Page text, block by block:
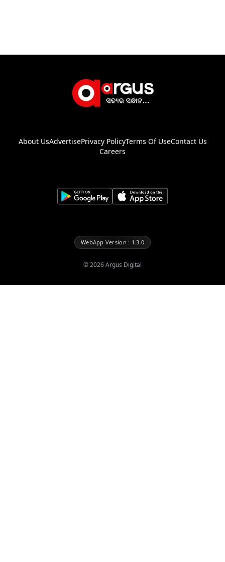
About UsAdvertisePrivacy PolicyTerms Of UseContact Us
Careers
WebApp Version : 1.3.0
©2026Argus Digital